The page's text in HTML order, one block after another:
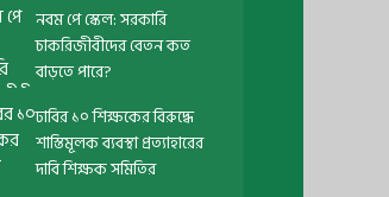
নবম পে স্কেল: সরকারি
চাকরিজীবীদের বেতন কত
বাড়তে পারে?
ঢাবির ১০ শিক্ষকের বিরুদ্ধে
শাস্তিমূলক ব্যবস্থা প্রত্যাহারের
দাবি শিক্ষক সমিতির